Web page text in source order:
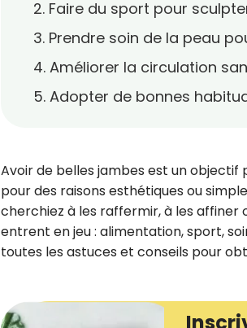
2. Faire du sport pour
3. Prendre soin de la peau
4. Améliorer la circulation
5. Adopter de bonnes
Avoir de belles jambes est un objectif
pour des raisons esthétiques ou
cherchiez à les raffermir, à les affiner
entrent en jeu : alimentation, sport,
toutes les astuces et conseils pour